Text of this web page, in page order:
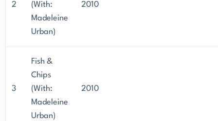
2
(With:
Madeleine
Urban)
2010
3
Fish &
Chips
(With:
Madeleine
Urban)
2010